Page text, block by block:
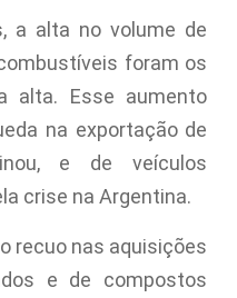
a alta no volume de
foram os
alta. Esse aumento
na exportação de
e de veículos
crise na Argentina.
recuo nas aquisições
e de compostos